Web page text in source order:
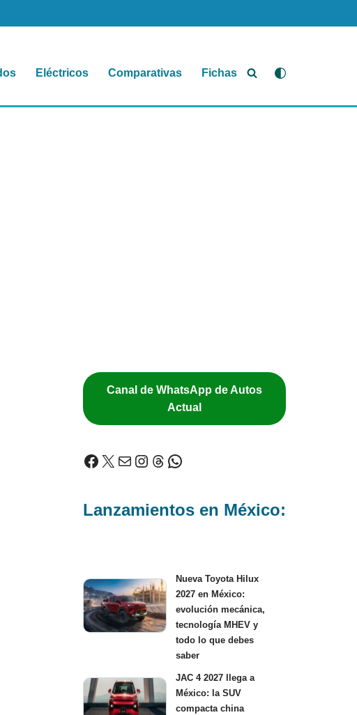
Eléctricos Comparativas Fichas
Canal de WhatsApp de Autos
Actual
Lanzamientos en México:
Nueva Toyota Hilux
2027 en México:
evolución mecánica,
tecnología MHEV y
todo lo que debes
saber
JAC 4 2027 llega a
México: la SUV
compacta china